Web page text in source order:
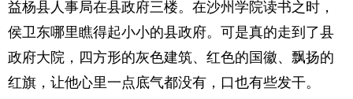
益杨县人事局在县政府三楼。在沙州学院读书之时，
侯卫东哪里瞧得起小小的县政府。可是真的走到了县
政府大院，四方形的灰色建筑、红色的国徽、飘扬的
红旗，让他心里一点底气都没有，口也有些发干。